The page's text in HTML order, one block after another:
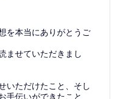
を本当にありがとうご
ませていただきまし
いただけたこと、そし
手伝いができたこと